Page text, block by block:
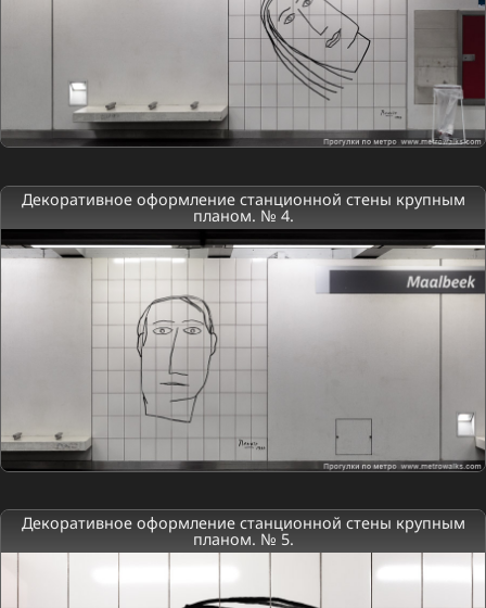
Декоративное оформление станционной стены крупным
планом. № 4.
Декоративное оформление станционной стены крупным
планом. № 5.